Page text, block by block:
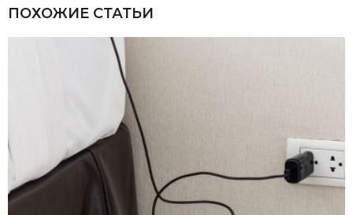
ПОХОЖИЕ СТАТЬИ